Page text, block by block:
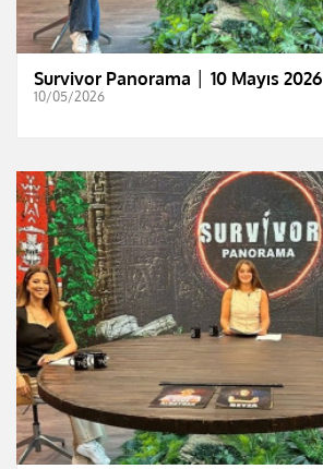
Survivor Panorama │ 10 Mayıs 2026
10/05/2026